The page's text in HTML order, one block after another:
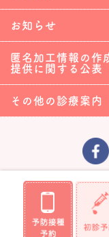
お知らせ
匿名加工情報の作
提供に関する公表
その他の診療案内
Copyright (C)2019